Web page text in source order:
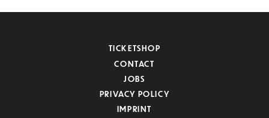
TICKETSHOP
CONTACT
JOBS
PRIVACY POLICY
IMPRINT